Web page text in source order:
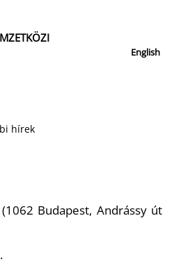
English
hírek
Budapest, Andrássy út